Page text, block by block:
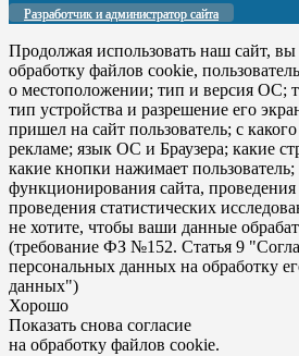
Разработчик и администратор сайта
Продолжая использовать наш сайт, вы
обработку файлов cookie,
о местоположении; тип и версия ОС;
тип устройства и разрешение его
пришел на сайт пользователь; с
рекламе; язык ОС и Браузера; какие
какие кнопки нажимает пользователь;
функционирования сайта, проведения
проведения статистических
не хотите, чтобы ваши данные
(требование ФЗ №152. Статья 9
персональных данных на обработку
данных")
Хорошо
Показать снова согласие
на обработку файлов cookie.